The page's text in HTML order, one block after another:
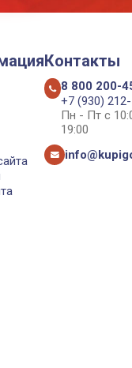
Контакты
8 800 200-
+7 (930)
Пн - Пт с
19:00